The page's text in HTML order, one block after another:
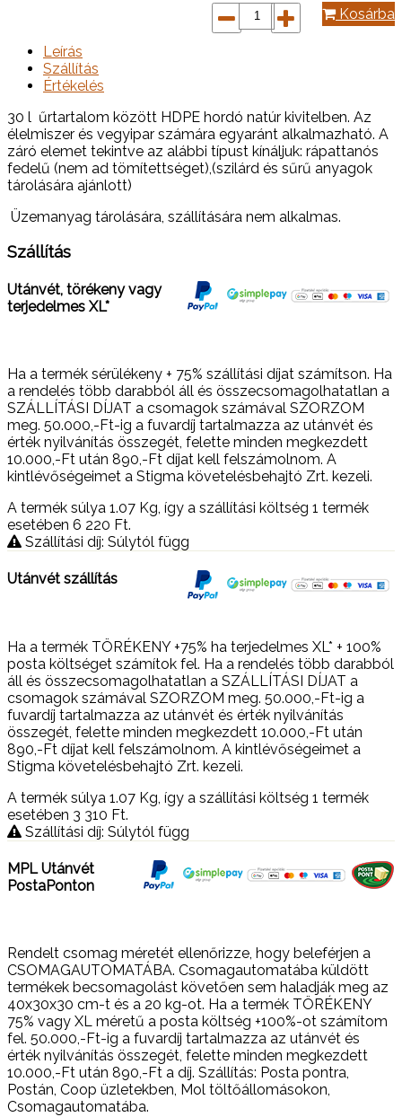
Kosárba
Leírás
Szállítás
Értékelés
30 l űrtartalom között HDPE hordó natúr kivitelben. Az
élelmiszer és vegyipar számára egyaránt alkalmazható. A
záró elemet tekintve az alábbi típust kínáljuk: rápattanós
fedelű (nem ad tömítettséget),(szilárd és sűrű anyagok
tárolására ajánlott)
Üzemanyag tárolására, szállítására nem alkalmas.
Szállítás
Utánvét, törékeny vagy
terjedelmes XL*
Ha a termék sérülékeny + 75% szállítási díjat számítson. Ha
a rendelés több darabból áll és összecsomagolhatatlan a
SZÁLLÍTÁSI DÍJAT a csomagok számával SZORZOM
meg. 50.000,-Ft-ig a fuvardíj tartalmazza az utánvét és
érték nyilvánítás összegét, felette minden megkezdett
10.000,-Ft után 890,-Ft díjat kell felszámolnom. A
kintlévőségeimet a Stigma követelésbehajtó Zrt. kezeli.
A termék súlya 1.07 Kg, így a szállítási költség 1 termék
esetében 6 220 Ft.
Szállítási díj: Súlytól függ
Utánvét szállítás
Ha a termék TÖRÉKENY +75% ha terjedelmes XL* + 100%
posta költséget számítok fel. Ha a rendelés több darabból
áll és összecsomagolhatatlan a SZÁLLÍTÁSI DÍJAT a
csomagok számával SZORZOM meg. 50.000,-Ft-ig a
fuvardíj tartalmazza az utánvét és érték nyilvánítás
összegét, felette minden megkezdett 10.000,-Ft után
890,-Ft díjat kell felszámolnom. A kintlévőségeimet a
Stigma követelésbehajtó Zrt. kezeli.
A termék súlya 1.07 Kg , így a szállítási költség 1 termék
esetében 3 310 Ft.
Szállítási díj: Súlytól függ
MPL Utánvét
PostaPonton
Rendelt csomag méretét ellenőrizze, hogy beleférjen a
CSOMAGAUTOMATÁBA. Csomagautomatába küldött
termékek becsomagolást követően sem haladják meg az
40x30x30 cm-t és a 20 kg-ot. Ha a termék TÖRÉKENY
75% vagy XL méretű a posta költség +100%-ot számítom
fel. 50.000,-Ft-ig a fuvardíj tartalmazza az utánvét és
érték nyilvánítás összegét, felette minden megkezdett
10.000,-Ft után 890,-Ft a díj. Szállítás: Posta pontra,
Postán, Coop üzletekben, Mol töltőállomásokon,
Csomagautomatába.